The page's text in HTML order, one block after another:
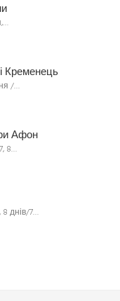
Кременець
/…
Афон
8…
8 днів/7…